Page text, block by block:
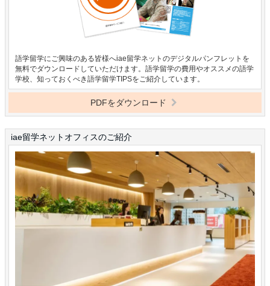
語学留学にご興味のある皆様へiae留学ネットのデジタルパンフレットを
無料でダウンロードしていただけます。語学留学の費用やオススメの語学
学校、知っておくべき語学留学TIPSをご紹介しています。
PDFをダウンロード
iae留学ネットオフィスのご紹介